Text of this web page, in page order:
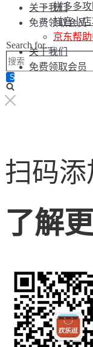
关于我们
免费领取会员
Search for...
拼多多
抖音小
京东帮
关于我们
免费领取会员
扫码
了解